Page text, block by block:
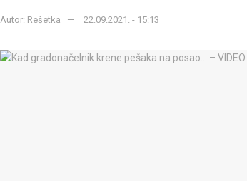
Autor: Rešetka 22.09.2021. - 15:13